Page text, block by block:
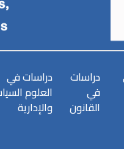
دراسات
في
القانون
دراسات في
العلوم
والإدارية